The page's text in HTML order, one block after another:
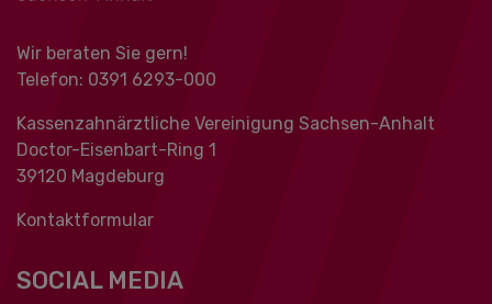
Wir beraten Sie gern!
Telefon: 0391 ‍6293-000
Kassenzahnärztliche Vereinigung Sachsen-Anhalt
Doctor-Eisenbart-Ring 1
39120 Magdeburg
Kontaktformular
SOCIAL MEDIA